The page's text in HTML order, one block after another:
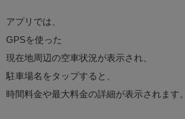
アプリでは、
GPSを使った
現在地周辺の空車状況が表示され、
駐車場名をタップすると、
時間料金や最大料金の詳細が表示されます。